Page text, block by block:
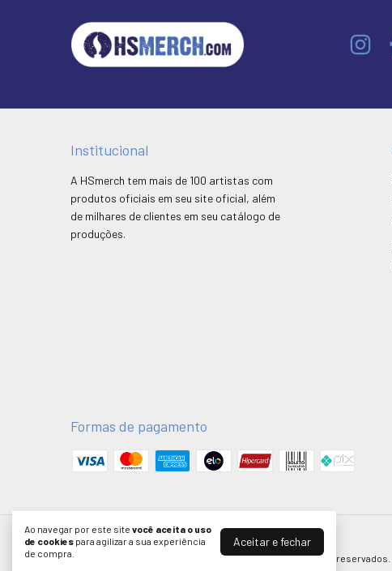
Ao navegar por este site você aceita o uso
de cookies para agilizar a sua experiência
de compra.
Aceitar e fechar
Institucional
A HSmerch tem mais de 100 artistas com
produtos oficiais em seu site oficial, além
de milhares de clientes em seu catálogo de
produções.
Formas de pagamento
Millencolin - SOS [Boné]- HS MERCH
©2026. HSMERCH LTDA - 58051075000181. Todos os direitos reservados.